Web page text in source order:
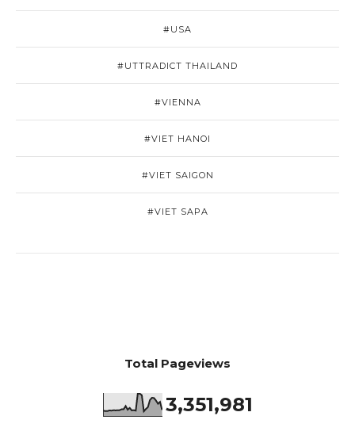
#USA
#UTTRADICT THAILAND
#VIENNA
#VIET HANOI
#VIET SAIGON
#VIET SAPA
Total Pageviews
3,351,981